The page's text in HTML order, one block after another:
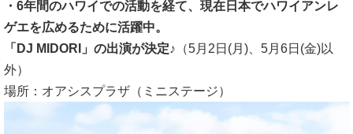
・6年間のハワイでの活動を経て、現在日本でハワイアンレ
ゲエを広めるために活躍中。
「DJ MIDORI」の出演が決定♪ （5月2日(月)、5月6日(金)以
外）
場所：オアシスプラザ（ミニステージ）